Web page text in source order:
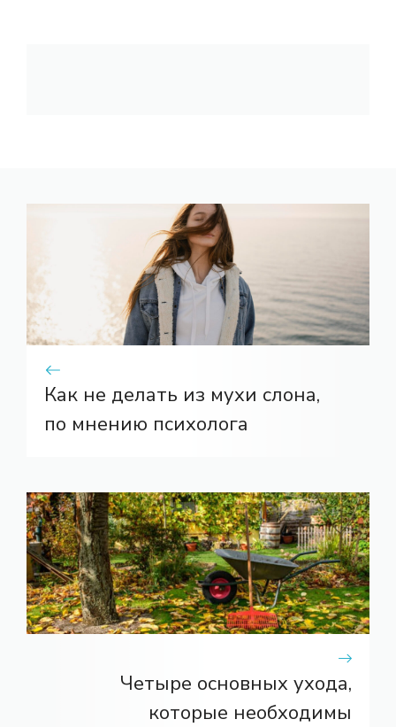
Как не делать из мухи слона,
по мнению психолога
Четыре основных ухода,
которые необходимы